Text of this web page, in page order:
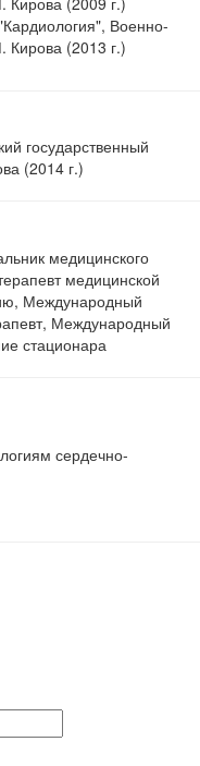
Военно-
(2013 г.)
государственный
(2014 г.)
медицинского
медицинской
Международный
Международный
стационара
сердечно-